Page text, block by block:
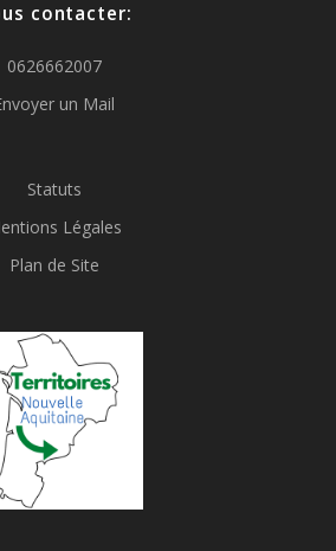
contacter:
0626662007
un Mail
Statuts
Légales
Plan de Site